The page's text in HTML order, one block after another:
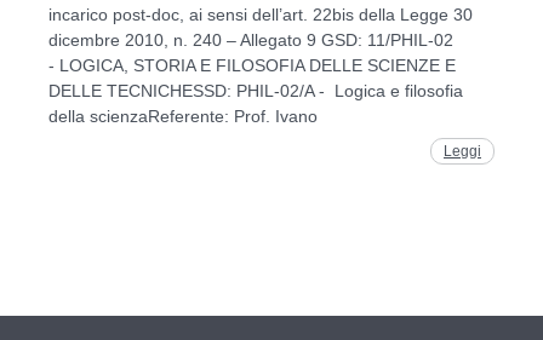
incarico post-doc, ai sensi dell’art. 22bis della Legge 30
dicembre 2010, n. 240 – Allegato 9 GSD: 11/PHIL-02
- LOGICA, STORIA E FILOSOFIA DELLE SCIENZE E
DELLE TECNICHESSD: PHIL-02/A - Logica e filosofia
della scienzaReferente: Prof. Ivano
Leggi